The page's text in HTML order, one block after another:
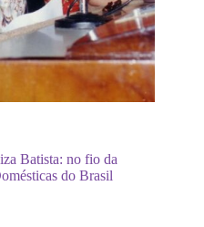
Batista: no fio da
do Brasil